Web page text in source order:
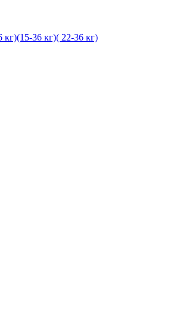
кг)(15-36 кг)( 22-36 кг)